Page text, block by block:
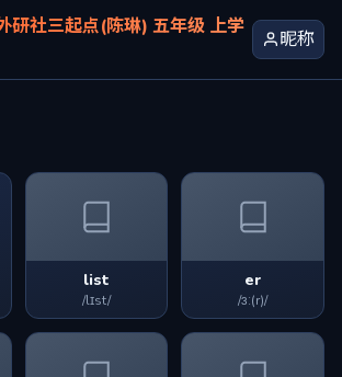
研社三起点(陈琳) 五年级 上学
昵称
list
/lɪst/
er
/ɜː(r)/